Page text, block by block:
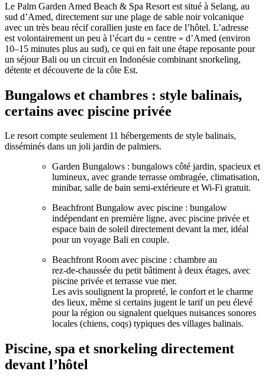
Le Palm Garden Amed Beach & Spa Resort est situé à Selang, au
sud d’Amed, directement sur une plage de sable noir volcanique
avec un très beau récif corallien juste en face de l’hôtel. L’adresse
est volontairement un peu à l’écart du « centre » d’Amed (environ
10–15 minutes plus au sud), ce qui en fait une étape reposante pour
un séjour Bali ou un circuit en Indonésie combinant snorkeling,
détente et découverte de la côte Est.
Bungalows et chambres : style balinais,
certains avec piscine privée
Le resort compte seulement 11 hébergements de style balinais,
disséminés dans un joli jardin de palmiers.
Garden Bungalows : bungalows côté jardin, spacieux et
lumineux, avec grande terrasse ombragée, climatisation,
minibar, salle de bain semi‑extérieure et Wi‑Fi gratuit.
Beachfront Bungalow avec piscine : bungalow
indépendant en première ligne, avec piscine privée et
espace bain de soleil directement devant la mer, idéal
pour un voyage Bali en couple.
Beachfront Room avec piscine : chambre au
rez‑de‑chaussée du petit bâtiment à deux étages, avec
piscine privée et terrasse vue mer.
Les avis soulignent la propreté, le confort et le charme
des lieux, même si certains jugent le tarif un peu élevé
pour la région ou signalent quelques nuisances sonores
locales (chiens, coqs) typiques des villages balinais.
Piscine, spa et snorkeling directement
devant l’hôtel